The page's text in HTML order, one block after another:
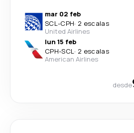
mar 02 feb
SCL-CPH· 2 escalas
United Airlines
lun 15 feb
CPH-SCL· 2 escalas
American Airlines
desde